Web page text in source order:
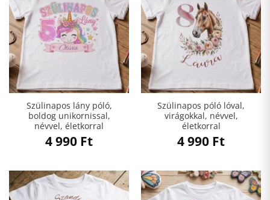
Szülinapos lány póló,
boldog unikornissal,
névvel, életkorral
4 990 Ft
Szülinapos póló lóval,
virágokkal, névvel,
életkorral
4 990 Ft